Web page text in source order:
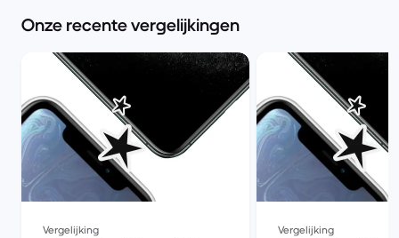
Onze recente vergelijkingen
Vergelijking Vergelijking